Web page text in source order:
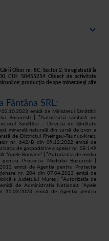
Obor nr. 8C, Sector 2, înregistrată la
CUI: 50455254 Obiect de activitate
producţia de ape minerale şi alte
SRL:
emisă de Ministerul Sănătății
București
| *Autorizația sanitară de
Sanătății – Direcția de Sănătate
minerală naturală din sursă de izvor a
de Districtul Rheingau-Taunus-Kreis,
nr. 642/B din 09.12.2022 emisă de
de gospodărire a apelor nr. SB 149
“Apele Române”
| *Autorizația de mediu
Protecția Mediului București
emisă de Agenția pentru Protecția
nr. 204 din 07.04.2023 emisă de
a Județului Mureș| *Autorizația de
de Administrația Națională “Apele
emisă de Agenția pentru